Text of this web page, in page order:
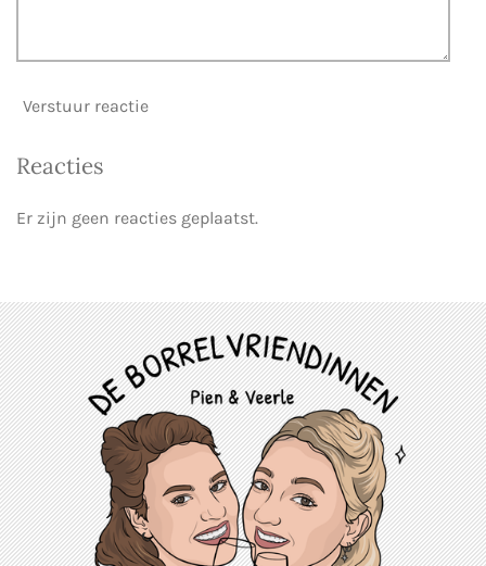
Verstuur reactie
Reacties
Er zijn geen reacties geplaatst.